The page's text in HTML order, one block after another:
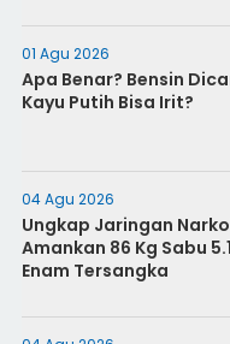
01 Agu 2026
Apa Benar? Bensin
Kayu Putih Bisa Irit?
04 Agu 2026
Ungkap Jaringan
Amankan 86 Kg Sabu
Enam Tersangka